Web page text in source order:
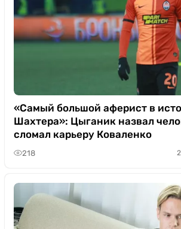
«Самый большой аферист в
Шахтера»: Цыганик назвал
сломал карьеру Коваленко
218